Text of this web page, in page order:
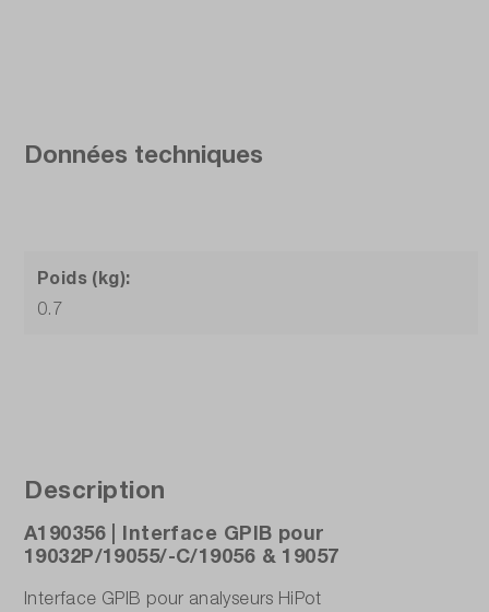
Données techniques
Poids (kg):
0.7
Description
A190356 | Interface GPIB pour
19032P/19055/-C/19056 & 19057
Interface GPIB pour analyseurs HiPot